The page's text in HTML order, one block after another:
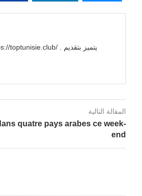
المقالة التالية
quatre pays arabes ce week-
end